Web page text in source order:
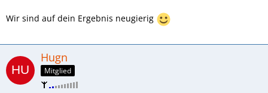
Wir sind auf dein Ergebnis neugierig
Hugn
Mitglied